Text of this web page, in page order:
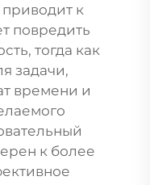
к
повредить
тогда как
задачи,
времени и
к более